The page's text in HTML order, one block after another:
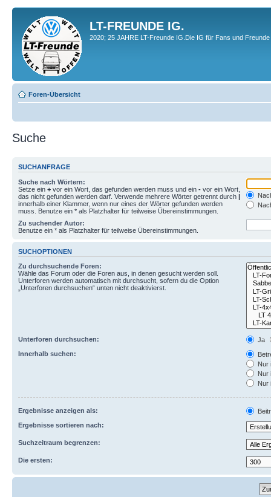
LT-FREUNDE IG.
2020; 25 JAHRE LT-Freunde IG.Die IG für Fans und
Foren-Übersicht
Suche
SUCHANFRAGE
Suche nach Wörtern:
Setze ein + vor ein Wort, das gefunden werden muss und ein - vor ein Wort,
das nicht gefunden werden darf. Verwende mehrere Wörter getrennt durch |
innerhalb einer Klammer, wenn nur eines der Wörter gefunden werden
muss. Benutze ein * als Platzhalter für teilweise Übereinstimmungen.
Zu suchender Autor:
Benutze ein * als Platzhalter für teilweise Übereinstimmungen.
SUCHOPTIONEN
Zu durchsuchende Foren:
Wähle das Forum oder die Foren aus, in denen gesucht werden soll.
Unterforen werden automatisch mit durchsucht, sofern du die Option
„Unterforen durchsuchen“ unten nicht deaktivierst.
Unterforen durchsuchen:
Ja
Innerhalb suchen:
Nur
Nur
Nur
Ergebnisse anzeigen als:
Ergebnisse sortieren nach:
Suchzeitraum begrenzen:
Die ersten: